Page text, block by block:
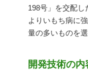
198号」を交配し
よりいもち病に
量の多いものを
開発技術の内